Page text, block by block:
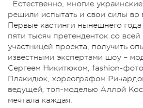
Естественно, многие
решили испытать и свои силы во
Первые кастинги нынешнего
пяти тысяч претенденток со
участницей проекта, получить
известными экспертами шоу –
Сергеем Никитюком, fashion-
Плакидюк, хореографом
ведущей, топ-моделью Аллой
мечтала каждая.